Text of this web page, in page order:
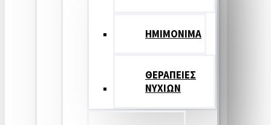
HMIMONIMA
ΘΕΡΑΠΕΙΕΣ
ΝΥΧΙΩΝ